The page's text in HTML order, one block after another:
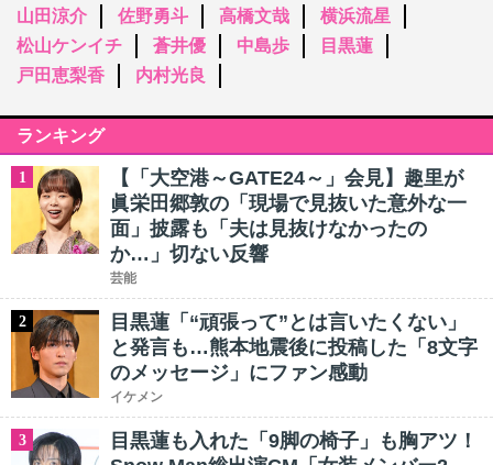
山田涼介 佐野勇斗 高橋文哉
横浜流星
松山ケンイチ
蒼井優 中島歩
目黒蓮
戸田恵梨香
内村光良
ランキング
1
【「大空港～GATE24～」会見】趣里が
眞栄田郷敦の「現場で見抜いた意外な一
面」披露も「夫は見抜けなかったの
か…」切ない反響
芸能
2
目黒蓮「“頑張って”とは言いたくない」
と発言も…熊本地震後に投稿した「8文字
のメッセージ」にファン感動
イケメン
3
目黒蓮も入れた「9脚の椅子」も胸アツ！